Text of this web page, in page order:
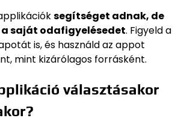
segítséget adnak, de
saját odafigyelésedet. Figyeld a
is, és használd az appot
mint kizárólagos forrásként.
választásakor